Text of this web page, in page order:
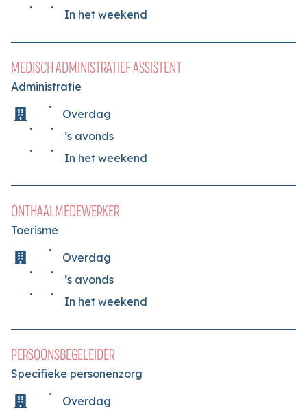
In het weekend
MEDISCH ADMINISTRATIEF ASSISTENT
Administratie
Overdag
’s avonds
In het weekend
ONTHAALMEDEWERKER
Toerisme
Overdag
’s avonds
In het weekend
PERSOONSBEGELEIDER
Specifieke personenzorg
Overdag